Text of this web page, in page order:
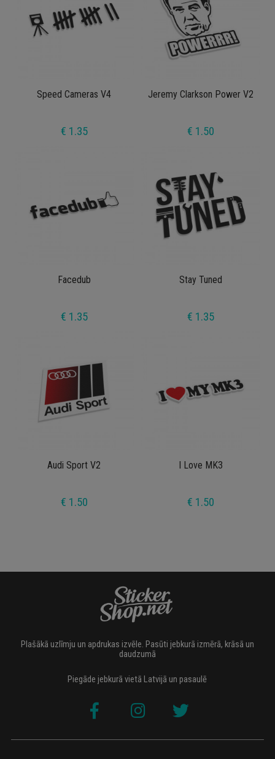
Speed Cameras V4
€ 1.35
Jeremy Clarkson Power V2
€ 1.50
Facedub
€ 1.35
Stay Tuned
€ 1.35
Audi Sport V2
€ 1.50
I Love MK3
€ 1.50
Plašākā uzlīmju un apdrukas izvēle. Pasūti jebkurā izmērā, krāsā un
daudzumā
Piegāde jebkurā vietā Latvijā un pasaulē